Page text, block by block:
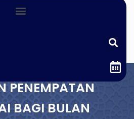
PENEMPATAN
BAGI BULAN